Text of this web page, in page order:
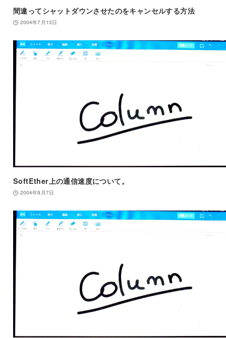
間違ってシャットダウンさせたのをキャンセルする方法
2004年7月13日
SoftEther上の通信速度について。
2004年9月7日